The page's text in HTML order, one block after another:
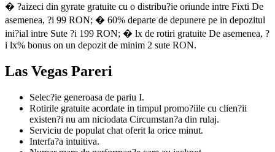
� ?aizeci din gyrate gratuite cu o distribu?ie oriunde intre Fixti De
asemenea, ?i 99 RON; � 60% departe de depunere pe in depozitul
ini?ial intre Sute ?i 199 RON; � lx de rotiri gratuite De asemenea, ?
i lx% bonus on un depozit de minim 2 sute RON.
Las Vegas Pareri
Selec?ie generoasa de pariu I.
Rotirile gratuite acordate in timpul promo?iile cu clien?ii
existen?i nu am niciodata Circumstan?a din rulaj.
Serviciu de populat chat oferit la orice minut.
Interfa?a intuitiva.